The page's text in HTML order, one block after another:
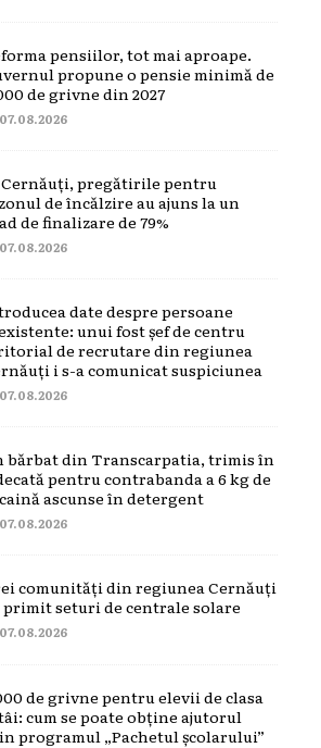
pensiilor, tot mai aproape.
propune o pensie minimă de
de grivne din 2027
07.08.2026
pregătirile pentru
de încălzire au ajuns la un
de finalizare de 79%
07.08.2026
date despre persoane
unui fost șef de centru
de recrutare din regiunea
i s-a comunicat suspiciunea
07.08.2026
bărbat din Transcarpatia, trimis în
pentru contrabanda a 6 kg de
ascunse în detergent
07.08.2026
comunități din regiunea Cernăuți
primit seturi de centrale solare
07.08.2026
de grivne pentru elevii de clasa
cum se poate obține ajutorul
programul „Pachetul școlarului”